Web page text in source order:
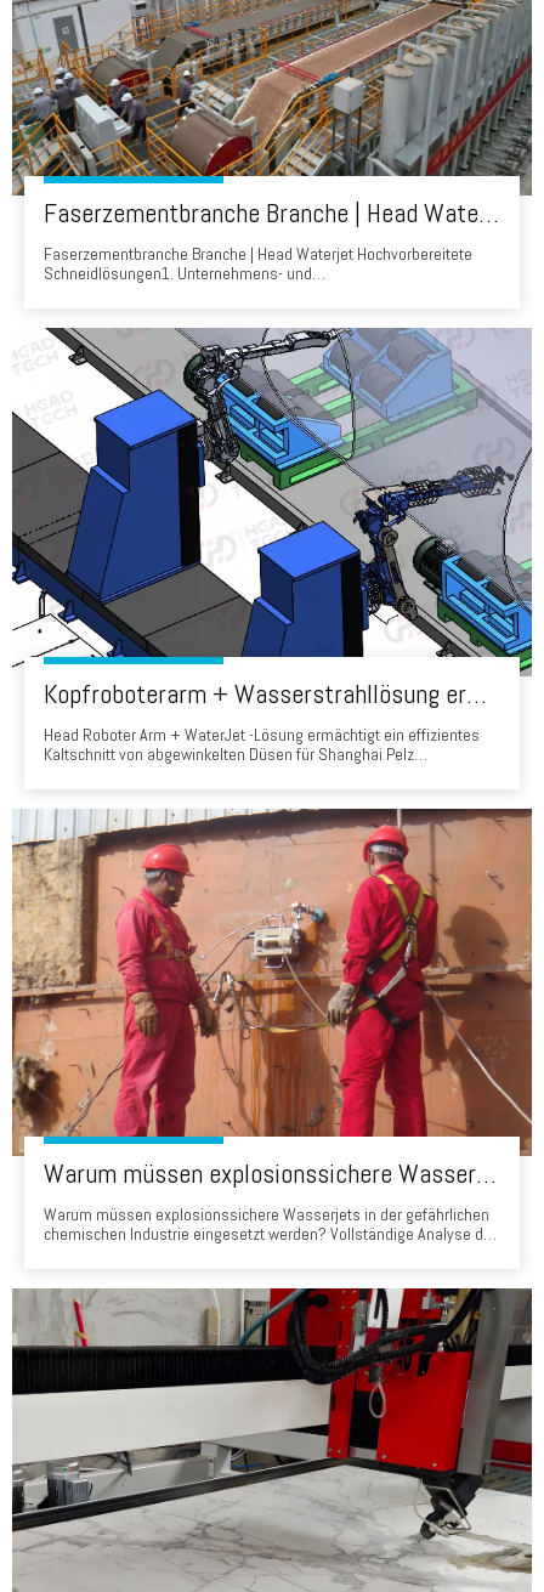
Faserzementbranche Branche | Head Waterjet Hochvor-Präparat-Schneidlösungen
Faserzementbranche Branche | Head Waterjet Hochvorbereitete
Schneidlösungen1. Unternehmens- und
Kopfroboterarm + Wasserstrahllösung ermöglicht das effiziente Kaltschnitt von abgewinkelten Düsen für Shanghai Pelz -Druckgefäße
Head Roboter Arm + WaterJet -Lösung ermächtigt ein effizientes
Kaltschnitt von abgewinkelten Düsen für Shanghai Pelz
Warum müssen explosionssichere Wasserjets in der gefährlichen chemischen Industrie eingesetzt werden? Vollständige Analyse tragbarer Wasserstrahlschneidelösungen
Warum müssen explosionssichere Wasserjets in der gefährlichen
chemischen Industrie eingesetzt werden? Vollständige Analyse der
Voraussetzung - sondern die Grundlage für jeden Betrieb. In der
Wartung Ablagerungen